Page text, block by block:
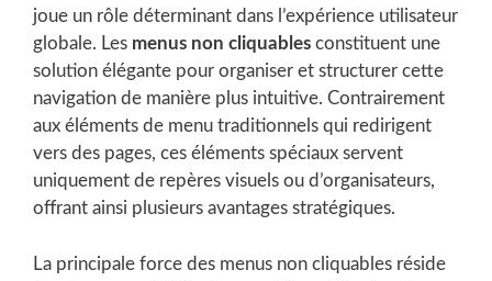
joue un rôle déterminant dans l’expérience utilisateur
globale. Les menus non cliquables constituent une
solution élégante pour organiser et structurer cette
navigation de manière plus intuitive. Contrairement
aux éléments de menu traditionnels qui redirigent
vers des pages, ces éléments spéciaux servent
uniquement de repères visuels ou d’organisateurs,
offrant ainsi plusieurs avantages stratégiques.
La principale force des menus non cliquables réside